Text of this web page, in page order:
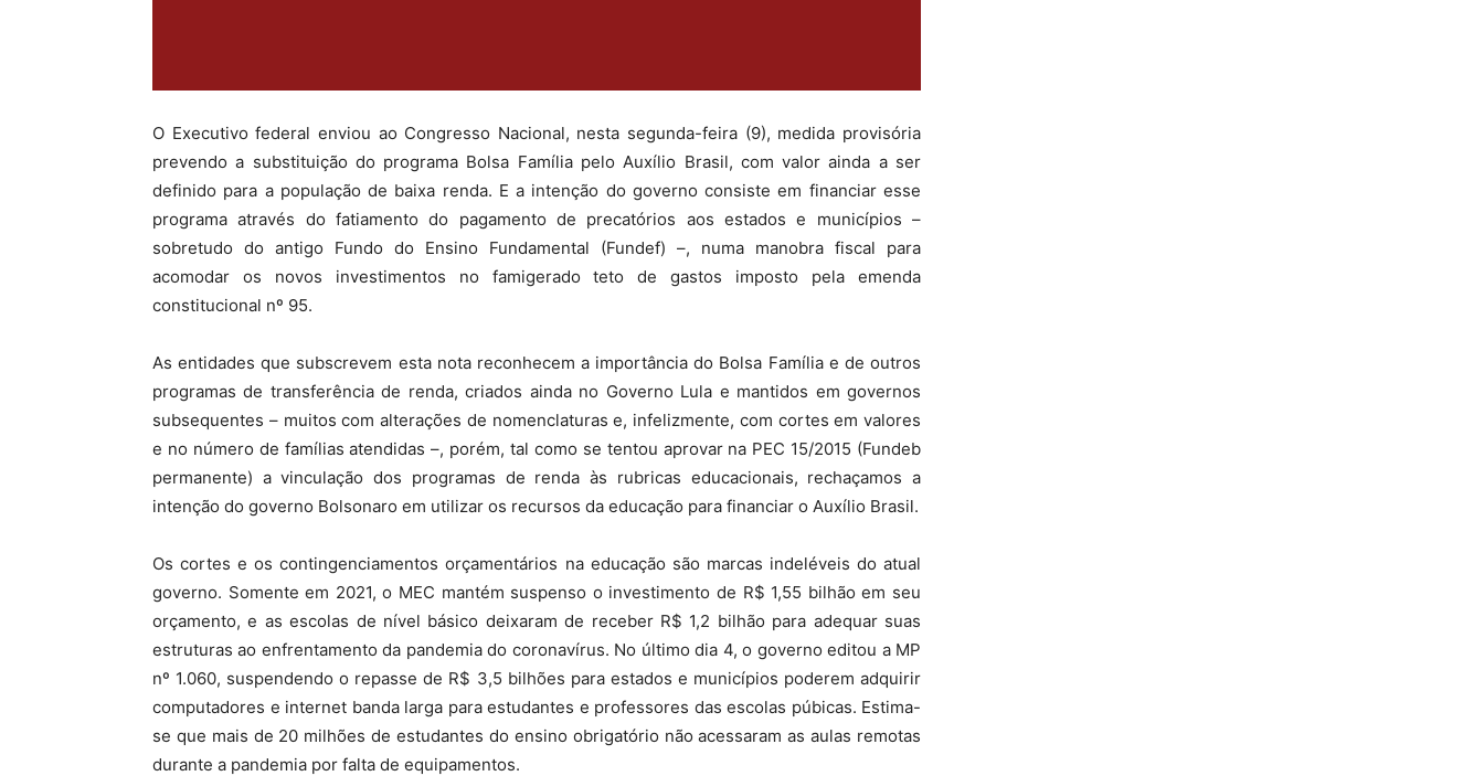
O Executivo federal enviou ao Congresso Nacional, nesta segunda-feira (9), medida provisória
prevendo a substituição do programa Bolsa Família pelo Auxílio Brasil, com valor ainda a ser
definido para a população de baixa renda. E a intenção do governo consiste em financiar esse
programa através do fatiamento do pagamento de precatórios aos estados e municípios –
sobretudo do antigo Fundo do Ensino Fundamental (Fundef) –, numa manobra fiscal para
acomodar os novos investimentos no famigerado teto de gastos imposto pela emenda
constitucional nº 95.
As entidades que subscrevem esta nota reconhecem a importância do Bolsa Família e de outros
programas de transferência de renda, criados ainda no Governo Lula e mantidos em governos
subsequentes – muitos com alterações de nomenclaturas e, infelizmente, com cortes em valores
e no número de famílias atendidas –, porém, tal como se tentou aprovar na PEC 15/2015 (Fundeb
permanente) a vinculação dos programas de renda às rubricas educacionais, rechaçamos a
intenção do governo Bolsonaro em utilizar os recursos da educação para financiar o Auxílio Brasil.
Os cortes e os contingenciamentos orçamentários na educação são marcas indeléveis do atual
governo. Somente em 2021, o MEC mantém suspenso o investimento de R$ 1,55 bilhão em seu
orçamento, e as escolas de nível básico deixaram de receber R$ 1,2 bilhão para adequar suas
estruturas ao enfrentamento da pandemia do coronavírus. No último dia 4, o governo editou a MP
nº 1.060, suspendendo o repasse de R$ 3,5 bilhões para estados e municípios poderem adquirir
computadores e internet banda larga para estudantes e professores das escolas púbicas. Estima-
se que mais de 20 milhões de estudantes do ensino obrigatório não acessaram as aulas remotas
durante a pandemia por falta de equipamentos.